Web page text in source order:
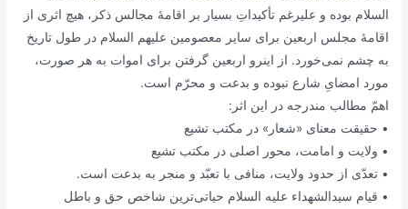
السلام بوده و علیرغم تأکیداتِ بسیار بر اقامۀ مجالس ذکر، هیچ اثری از
اقامۀ مجلس اربعین براى ساير معصومین علیهم السلام در طول تاریخ
به چشم نمى‌‏خورد. از اینرو اربعين گرفتن براى اموات به هر صورت،
مورد امضایِ شارع نبوده و بدعت و محرّم است.
اهمّ مطالب مندرجه در این اثر:
• حقیقت معنای «شعار» در مکتب تشیع
• ولایت و امامت، محور اصلی در مکتب تشیع
• تعدّی از حدود ولایت، منافی با تعبّد و منجر به بدعت است.
• قیام سیدالشهداء علیه السلام حیاتی‌ترین شاخص حق و باطل